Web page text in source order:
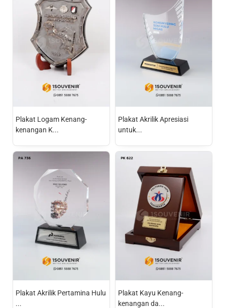
Plakat Logam Kenang-
kenangan K...
Plakat Akrilik Apresiasi
untuk...
Plakat Akrilik Pertamina Hulu
...
Plakat Kayu Kenang-
kenangan da...